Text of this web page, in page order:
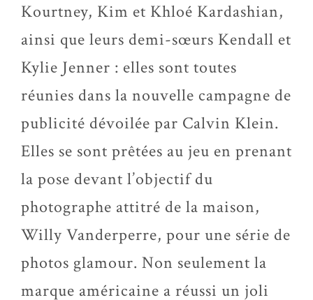
Kourtney, Kim et Khloé Kardashian,
ainsi que leurs demi-sœurs Kendall et
Kylie Jenner : elles sont toutes
réunies dans la nouvelle campagne de
publicité dévoilée par Calvin Klein.
Elles se sont prêtées au jeu en prenant
la pose devant l’objectif du
photographe attitré de la maison,
Willy Vanderperre, pour une série de
photos glamour. Non seulement la
marque américaine a réussi un joli